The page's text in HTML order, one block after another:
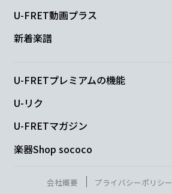
U-FRET動画プラス
新着楽譜
U-FRETプレミアムの機能
U-リク
U-FRETマガジン
楽器Shop sococo
会社概要 プライバシーポリシー